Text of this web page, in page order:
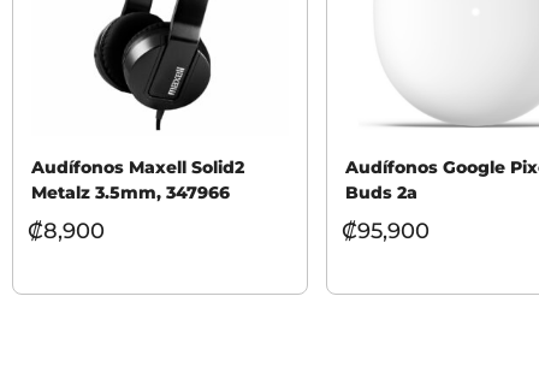
Audífonos Maxell Solid2
Metalz 3.5mm, 347966
₡8,900
Audífonos Google
Buds 2a
₡95,900